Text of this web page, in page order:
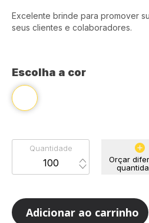
Excelente brinde para promover
seus clientes e colaboradores.
Escolha a cor
Quantidade
Orçar
Adicionar ao carrinho